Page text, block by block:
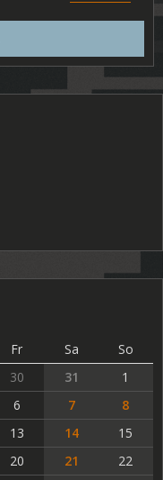
Fr Sa
So
30 31
1
6 7
8
13 14
15
20 21 22